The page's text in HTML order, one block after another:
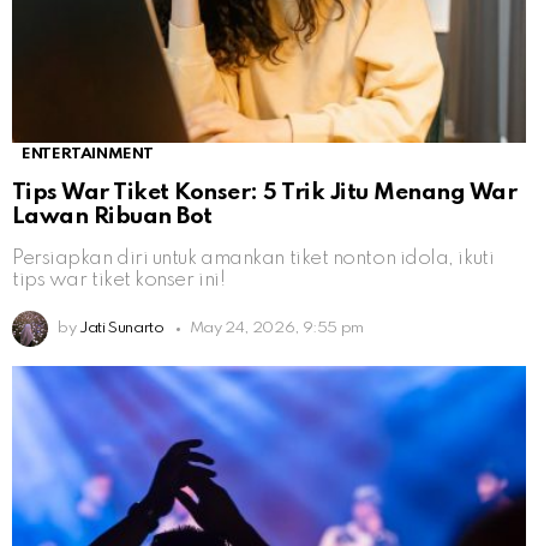
ENTERTAINMENT
Tips War Tiket Konser: 5 Trik Jitu Menang War
Lawan Ribuan Bot
Persiapkan diri untuk amankan tiket nonton idola, ikuti
tips war tiket konser ini!
by Jati Sunarto May 24, 2026, 9:55 pm